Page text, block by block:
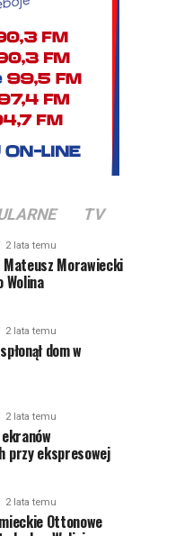
TV
2 lata temu
Mateusz Morawiecki
Wolina
2 lata temu
dom w
2 lata temu
przy ekspresowej
2 lata temu
Ottonowe